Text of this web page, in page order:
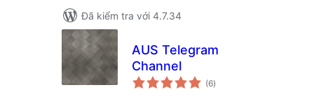
Đã kiểm tra với 4.7.34
AUS Telegram
Channel
(6tổng
đánh
)